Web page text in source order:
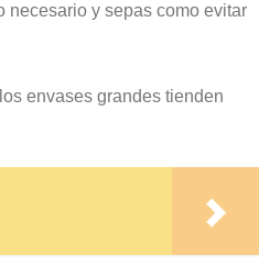
necesario y sepas como evitar
envases grandes tienden